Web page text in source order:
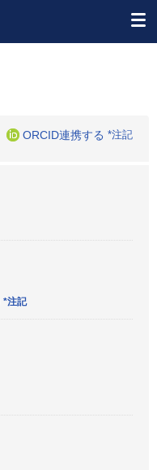
ORCID連携する *注記
*注記